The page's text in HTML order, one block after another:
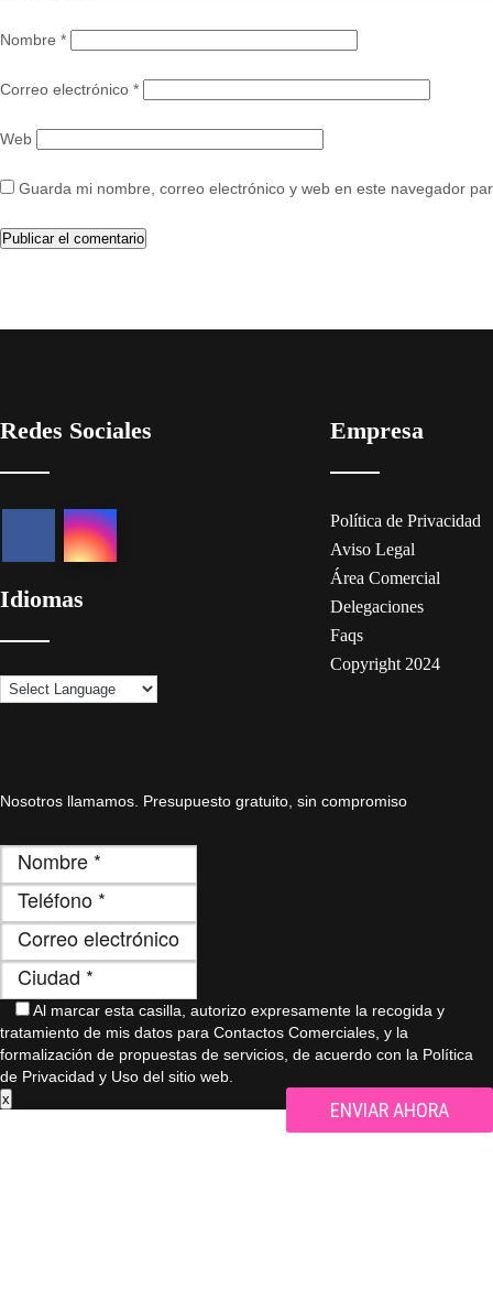
Nombre *
Correo electrónico *
Web
Guarda mi nombre, correo electrónico y web en este navegador
Redes Sociales
Idiomas
Empresa
Política de Privacidad
Aviso Legal
Área Comercial
Delegaciones
Faqs
Copyright 2024
Nosotros llamamos. Presupuesto gratuito, sin compromiso
Al marcar esta casilla, autorizo ​​expresamente la recogida y
tratamiento de mis datos para Contactos Comerciales, y la
formalización de propuestas de servicios, de acuerdo con la Política
de Privacidad y Uso del sitio web.
x